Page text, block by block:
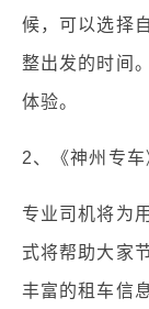
候，可以选择
整出发的时间
体验。
2、《神州专车
专业司机将为
式将帮助大家
丰富的租车信